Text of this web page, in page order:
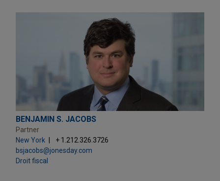
BENJAMIN S. JACOBS
Partner
New York
+ 1.212.326.3726
bsjacobs@jonesday.com
Droit fiscal